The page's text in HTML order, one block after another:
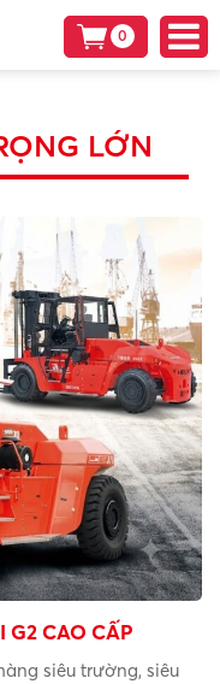
0
LỚN
G2 CAO CẤP
siêu trường, siêu